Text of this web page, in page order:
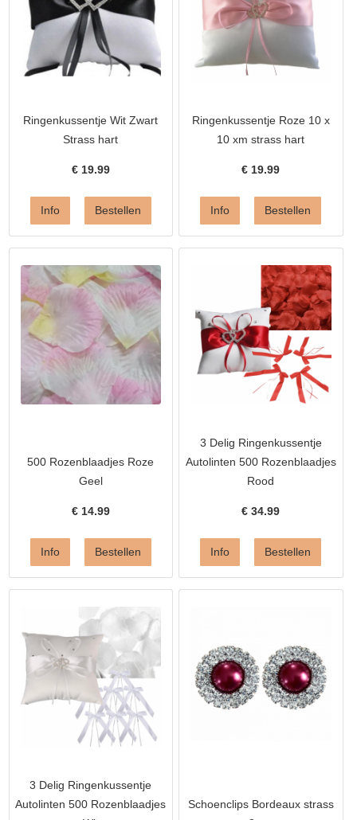
Ringenkussentje Wit Zwart
Strass hart
€ 19.99
Ringenkussentje Roze 10 x
10 xm strass hart
€ 19.99
500 Rozenblaadjes Roze
Geel
€ 14.99
3 Delig Ringenkussentje
Autolinten 500 Rozenblaadjes
Rood
€34.99
3 Delig Ringenkussentje
Autolinten 500 Rozenblaadjes
Schoenclips Bordeaux strass